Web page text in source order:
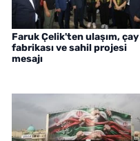
Faruk Çelik'ten ulaşım, çay
fabrikası ve sahil projesi
mesajı